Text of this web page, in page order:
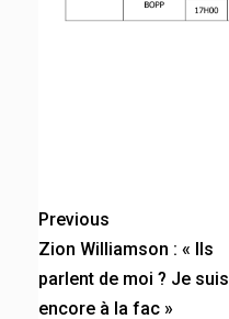
Previous
Zion Williamson : « Ils
parlent de moi ? Je suis
encore à la fac »